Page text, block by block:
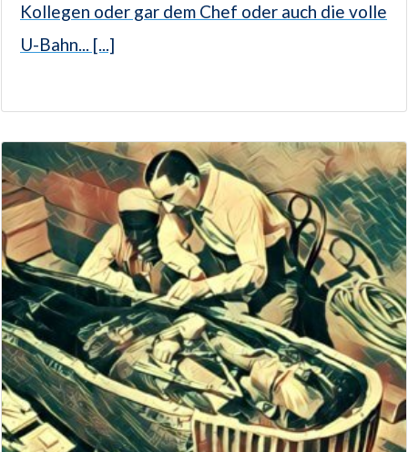
Kollegen oder gar dem Chef oder auch die volle
U-Bahn... [...]